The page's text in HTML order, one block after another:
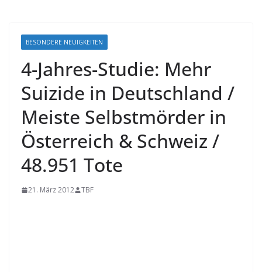
BESONDERE NEUIGKEITEN
4-Jahres-Studie: Mehr
Suizide in Deutschland /
Meiste Selbstmörder in
Österreich & Schweiz /
48.951 Tote
21. März 2012 TBF